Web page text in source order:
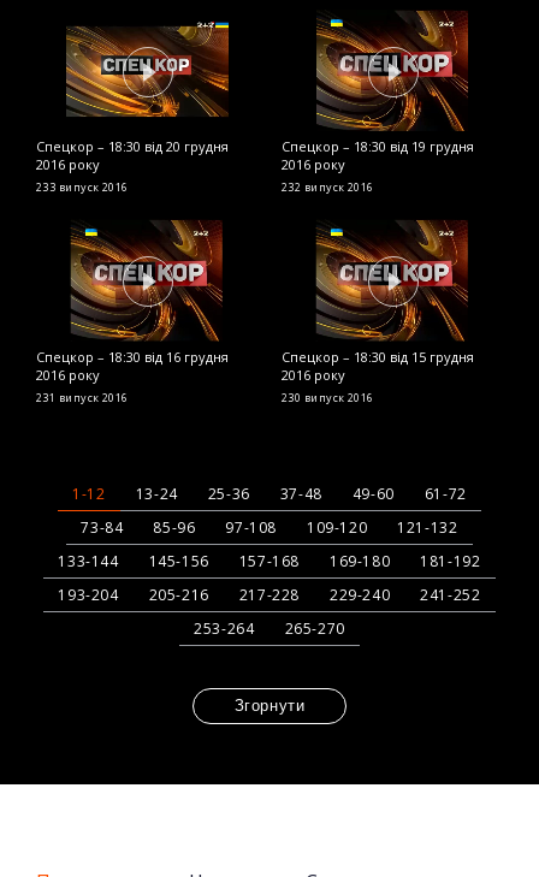
Спецкор – 18:30 від 20 грудня
2016 року
233 випуск 2016
Спецкор – 18:30 від 19 грудня
2016 року
232 випуск 2016
Спецкор – 18:30 від 16 грудня
2016 року
231 випуск 2016
Спецкор – 18:30 від 15 грудня
2016 року
230 випуск 2016
1-12 13-24 25-36 37-48 49-60
61-72
73-84
85-96 97-108 109-120
121-132
133-144
145-156 157-168 169-180
181-192
193-204
205-216 217-228 229-240
241-252
253-264
265-270
Згорнути